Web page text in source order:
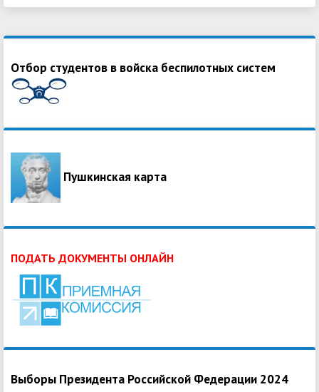
Отбор студентов в войска беспилотных систем
Пушкинская карта
ПОДАТЬ ДОКУМЕНТЫ ОНЛАЙН
Выборы Президента Российской Федерации 2024